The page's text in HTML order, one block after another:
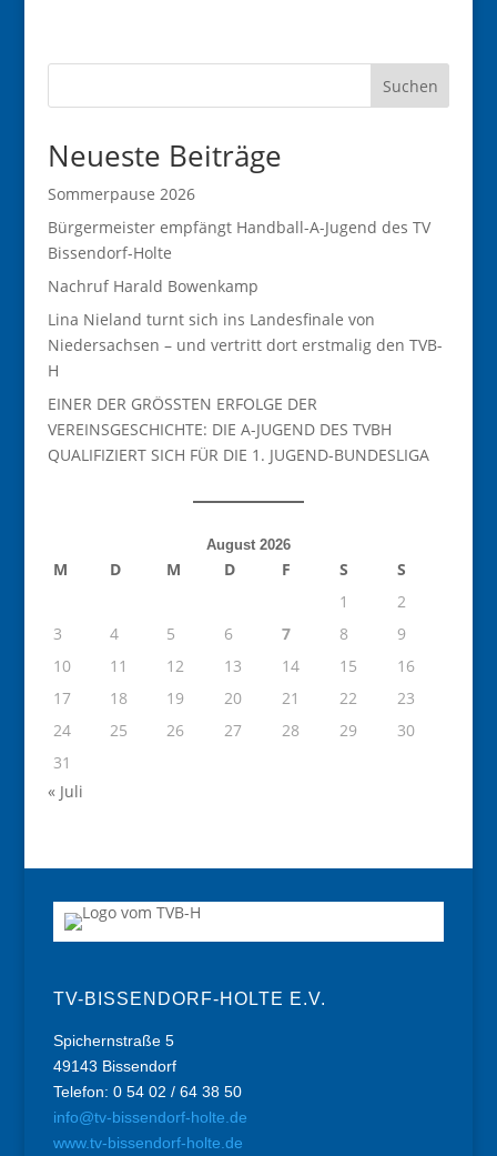
Suchen
Neueste Beiträge
Sommerpause 2026
Bürgermeister empfängt Handball-A-Jugend des TV
Bissendorf-Holte
Nachruf Harald Bowenkamp
Lina Nieland turnt sich ins Landesfinale von
Niedersachsen – und vertritt dort erstmalig den TVB-
H
EINER DER GRÖSSTEN ERFOLGE DER
VEREINSGESCHICHTE: DIE A-JUGEND DES TVBH
QUALIFIZIERT SICH FÜR DIE 1. JUGEND-BUNDESLIGA
August 2026
M D M D F S
S
1
2
3
4 5 6 7 8
9
10
11 12 13 14 15
16
17
18 19 20 21 22
23
24
25 26 27 28 29
30
31
« Juli
TV-BISSENDORF-HOLTE E.V.
Spichernstraße 5
49143 Bissendorf
Telefon: 0 54 02 / 64 38 50
info@tv-bissendorf-holte.de
www.tv-bissendorf-holte.de